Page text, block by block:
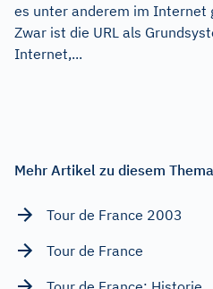
es unter anderem im Internet
Zwar ist die URL als
Internet,...
Mehr Artikel zu diesem Thema
Tour de France 2003
Tour de France